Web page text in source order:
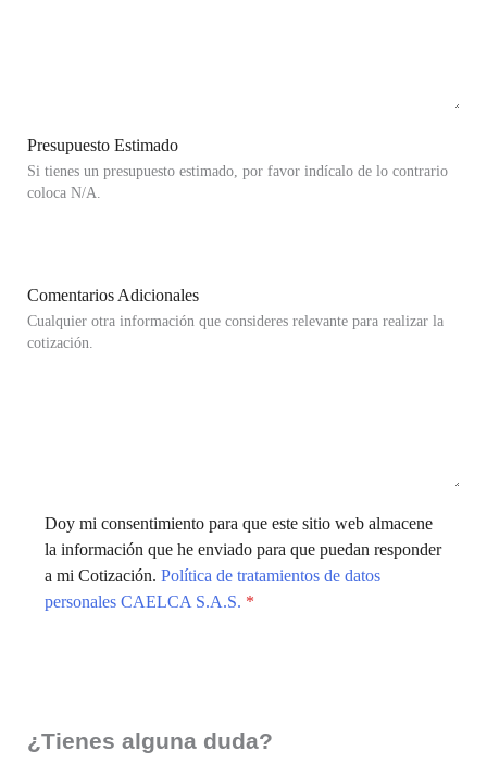
Presupuesto Estimado
Si tienes un presupuesto estimado, por favor indícalo de lo contrario
coloca N/A.
Comentarios Adicionales
Cualquier otra información que consideres relevante para realizar la
cotización.
Doy mi consentimiento para que este sitio web almacene
la información que he enviado para que puedan responder
a mi Cotización. Política de tratamientos de datos
personales CAELCA S.A.S. *
¿Tienes alguna duda?